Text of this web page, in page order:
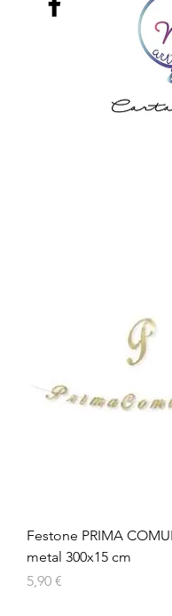
Festone PRIMA
metal 300x15 cm
Prezzo
5,90 €